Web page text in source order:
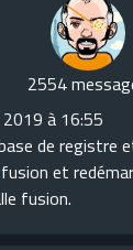
2554
à 16:55
de registre
et
fusion.